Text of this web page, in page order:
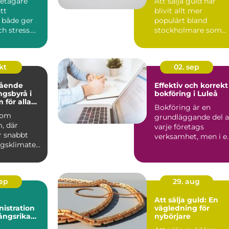
ger
stress.
blivit allt mer
populärt bland
stockholmare som
i
för alla
där
snabbt
02. sep
Effektiv och korrekt
bokföring i Luleå
Bokföring är en
grundläggande del
varje företags
verksamhet, men i
29. aug
Att sälja guld: En
vägledning för
nybörjare